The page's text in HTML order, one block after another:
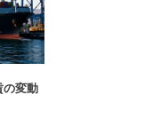
の変動